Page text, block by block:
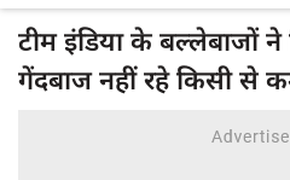
टीम इंडिया के बल्लेबाजों ने
गेंदबाज नहीं रहे किसी से